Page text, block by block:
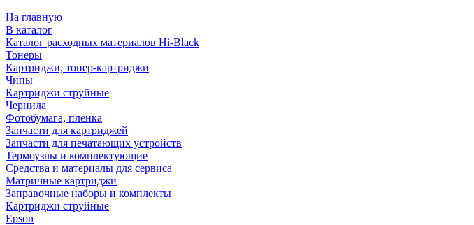
На главную
В каталог
Каталог расходных материалов Hi-Black
Тонеры
Картриджи, тонер-картриджи
Чипы
Картриджи струйные
Чернила
Фотобумага, пленка
Запчасти для картриджей
Запчасти для печатающих устройств
Термоузлы и комплектующие
Средства и материалы для сервиса
Матричные картриджи
Заправочные наборы и комплекты
Картриджи струйные
Epson